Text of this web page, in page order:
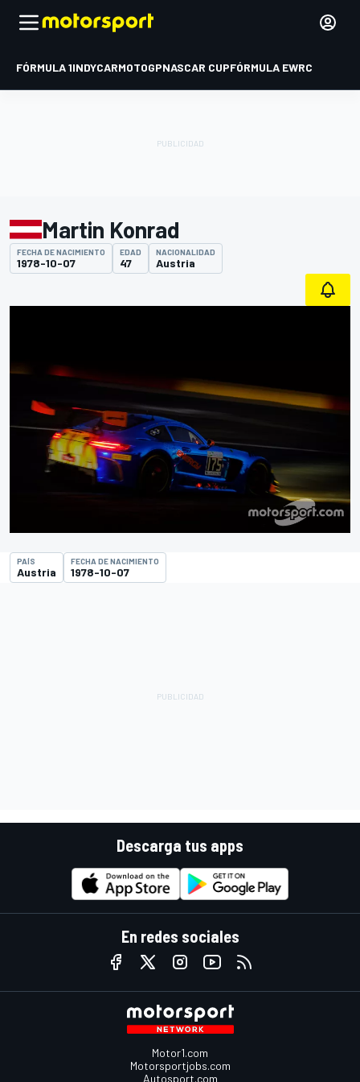
FÓRMULA 1INDYCARMOTOGPNASCAR CUPFÓRMULA EWRC
Martin Konrad
FECHA DE NACIMIENTO
1978-10-07
EDAD
47
NACIONALIDAD
Austria
PAÍS
Austria
FECHA DE NACIMIENTO
1978-10-07
Descarga tus apps
En redes sociales
Motor1.com
Motorsportjobs.com
Autosport.com